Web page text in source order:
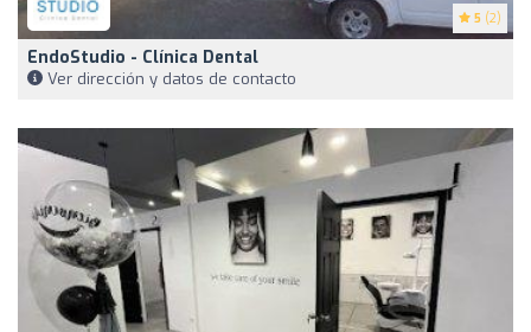
5 (2)
EndoStudio - Clínica Dental
Ver dirección y datos de contacto